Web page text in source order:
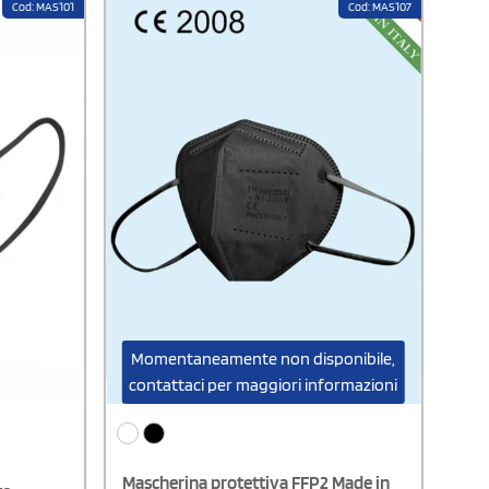
con la pelle.Lavabile a 30° fino a 70
lavaggi.Disponibili nelle taglie Adulto e
5%*Per usufruire dell'IVA agevolata,
effettuare l'ordine solo di questo
articolo.Per ordini composti da due o più
articoli oltre questo prodotto, effettuare
due ordini differenti per usufruire
dell'agevolazione dell'IVA.
Cod: MAS101 Cod: MAS107
Momentaneamente non disponibile,
contattaci per maggiori informazioni
Mascherina protettiva FFP2 Made in